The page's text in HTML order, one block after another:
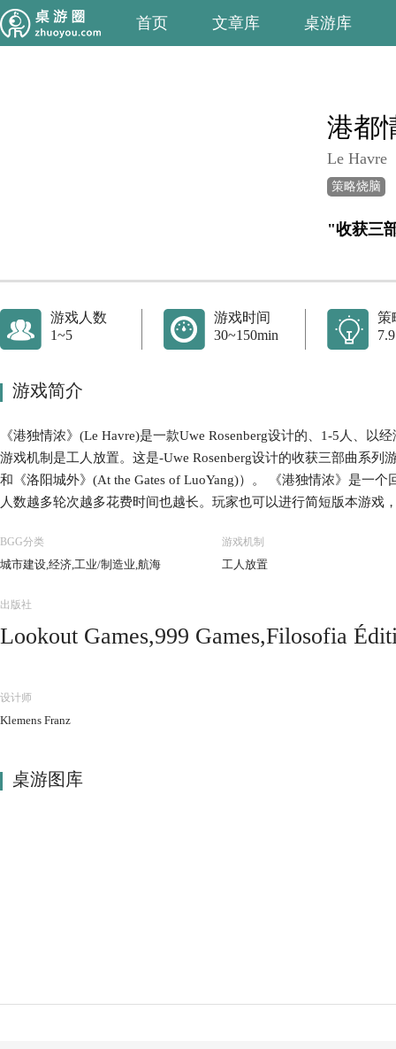
首页 文章库 桌游库
港都
Le Havre
策略烧脑
"收获三
游戏人数
1~5
游戏时间
30~150min
策
7.9
游戏简介
《港独情浓》(Le Havre)是一款Uwe Rosenberg设计的、1-5人、以
游戏机制是工人放置。这是-Uwe Rosenberg设计的收获三部曲系列
和《洛阳城外》(At the Gates of LuoYang)）。 《港独情浓》是一
人数越多轮次越多花费时间也越长。玩家也可以进行简短版本游戏
行一个主要行动和多次可选行动。 主要行动为二选一：玩家可以
法郎，或者可以使用一个可用的建筑。使用不属于自己的建筑需要
可以购买已经建造的公共建筑或三个建筑计划牌堆顶的建筑。玩家
船只的购买成本与建筑/船只价值不同。玩家出售建筑或船只，只
戏中，建筑是投资机会和收入来源，而船只则主要提供食物。 当
游戏结束。将自己拥有的建筑和船只的价值、带有+号建筑的附加
同，特殊建筑牌也不再使用。 Lookout Games于2008年发行了德文
发行了英文版，并且该英文版包含了大村庄（Le Grand Hameau）
BGG分类
城市建设,经济,工业/制造业,航海
游戏机制
工人放置
出版社
Lookout Games,999 Games,Filosofia
Creative,Maldito Games,Mayfair
edizioni,Ystari Games,Z-Man Games
设计师
Klemens Franz
桌游图库